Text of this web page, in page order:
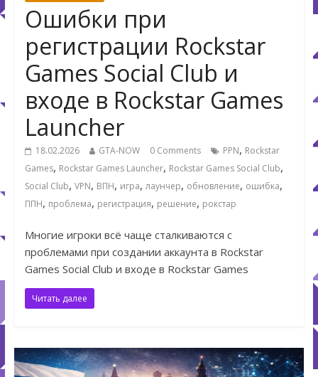
Ошибки при
регистрации Rockstar
Games Social Club и
входе в Rockstar Games
Launcher
18.02.2026 GTA-NOW 0 Comments PPN, Rockstar
Games, Rockstar Games Launcher, Rockstar Games Social Club,
Social Club, VPN, ВПН, игра, лаунчер, обновление, ошибка,
ППН, проблема, регистрация, решение, рокстар
Многие игроки всё чаще сталкиваются с
проблемами при создании аккаунта в Rockstar
Games Social Club и входе в Rockstar Games
Читать далее